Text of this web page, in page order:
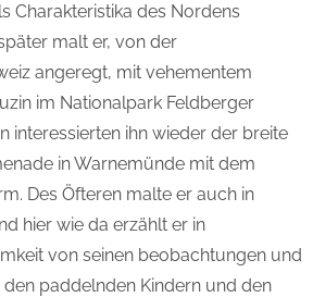
Charakteristika des Nordens
malt er, von der
angeregt, mit vehementem
im Nationalpark Feldberger
interessierten ihn wieder der breite
in Warnemünde mit dem
Des Öfteren malte er auch in
hier wie da erzählt er in
von seinen beobachtungen und
paddelnden Kindern und den